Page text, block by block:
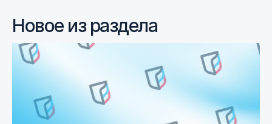
Новое из раздела